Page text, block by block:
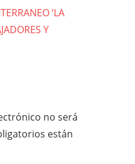
‘LA
Y
no será
están